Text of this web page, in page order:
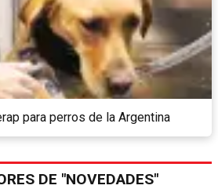
para perros de la Argentina
DE "NOVEDADES"